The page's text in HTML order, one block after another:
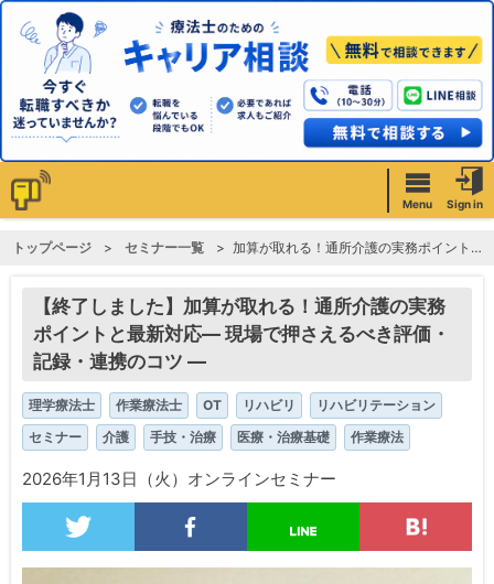
Menu Sign in
トップページ セミナー一覧 加算が取れる！通所介護の実務ポイントと最新対応― 現場で押さえるべき評価・記録・連携のコツ ―
【終了しました】加算が取れる！通所介護の実務
ポイントと最新対応― 現場で押さえるべき評価・
記録・連携のコツ ―
理学療法士 作業療法士 OT リハビリ
リハビリテーション
セミナー
介護 手技・治療 医療・治療基礎 作業療法
2026年1月13日（火）オンラインセミナー